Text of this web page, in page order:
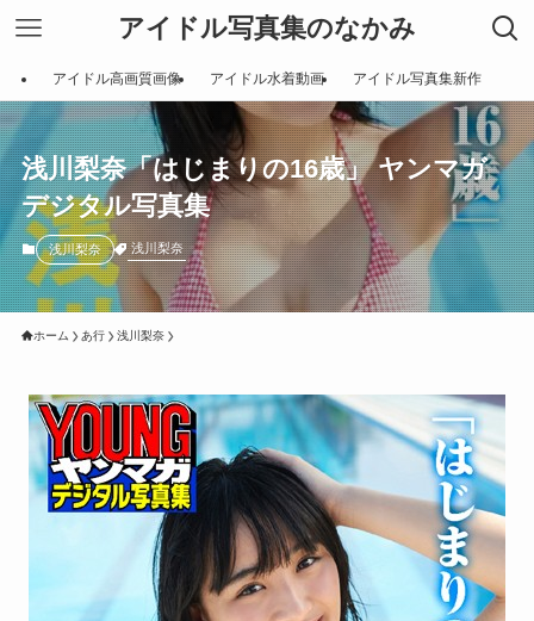
アイドル写真集のなかみ
アイドル高画質画像 アイドル水着動画 アイドル写真集新作
浅川梨奈「はじまりの16歳」 ヤンマガ
デジタル写真集
浅川梨奈 浅川梨奈
ホーム あ行 浅川梨奈